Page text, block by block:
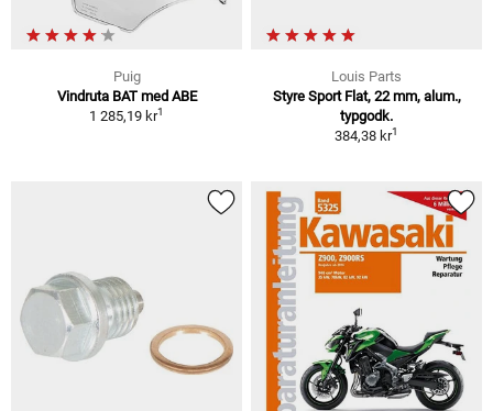
Puig
Vindruta BAT med ABE
1 285,19 kr1
Louis Parts
Styre Sport Flat, 22 mm, alum.,
typgodk.
384,38 kr1